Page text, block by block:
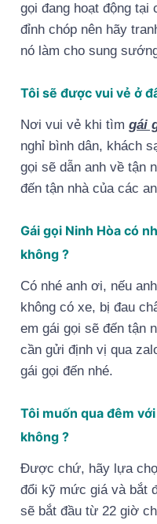
gọi đang hoạt động tại
đỉnh chóp nên hãy
nó làm cho sung
Tôi sẽ được vui vẻ ở
Nơi vui vẻ khi tìm gái
nghỉ bình dân, khách
gọi sẽ dẫn anh về tận
đến tận nhà của các
Gái gọi Ninh Hòa có
không ?
Có nhé anh ơi, nếu
không có xe, bị đau
em gái gọi sẽ đến tận
cần gửi định vị qua
gái gọi đến nhé.
Tôi muốn qua đêm
không ?
Được chứ, hãy lựa
đổi kỹ mức giá và bắt
sẽ bắt đầu từ 22 giờ